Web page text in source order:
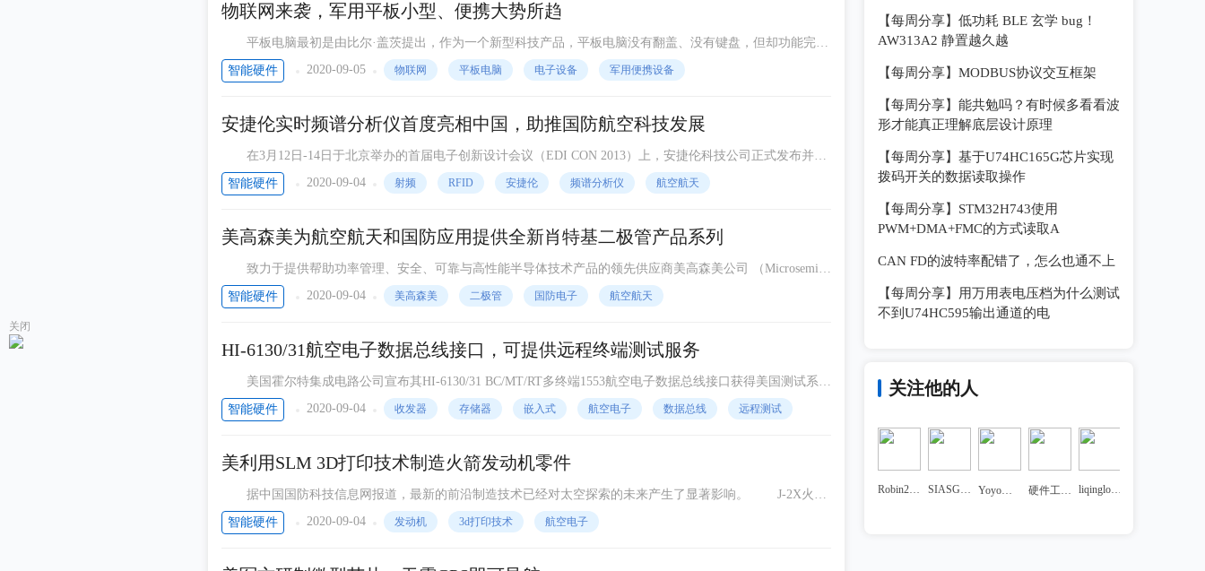
关闭
物联网来袭，军用平板小型、便携大势所趋
平板电脑最初是由比尔·盖茨提出，作为一个新型科技产品，平板电脑没有翻盖、没有键盘，但却功能完
整，只需要通过触控就可以完成作业，因此，平板电脑非常受年轻人的欢迎，国际电子设备制造
智能硬件 2020-09-05 物联网 平板电脑 电子设备 军用便携设备
安捷伦实时频谱分析仪首度亮相中国，助推国防航空科技发展
在3月12日-14日于北京举办的首届电子创新设计会议（EDI CON 2013）上，安捷伦科技公司正式发布并展
出了业界最高性能的实时频谱分析仪（RTSA）产品。这也是继上月刚刚全球发布会后，
智能硬件 2020-09-04 射频 RFID 安捷伦 频谱分析仪 航空航天
美高森美为航空航天和国防应用提供全新肖特基二极管产品系列
致力于提供帮助功率管理、安全、可靠与高性能半导体技术产品的领先供应商美高森美公司 （Microsemi C
orporaTIon，纽约纳斯达克交易所代号：MSCC）宣布提供符合美国国防后勤机构
智能硬件 2020-09-04 美高森美 二极管 国防电子 航空航天
HI-6130/31航空电子数据总线接口，可提供远程终端测试服务
美国霍尔特集成电路公司宣布其HI-6130/31 BC/MT/RT多终端1553航空电子数据总线接口获得美国测试系统
公司的MIL-STD-1553 RT军标认证。该测试系统公司获得了美空军批
智能硬件 2020-09-04 收发器 存储器 嵌入式 航空电子 数据总线 远程测试
美利用SLM 3D打印技术制造火箭发动机零件
据中国国防科技信息网报道，最新的前沿制造技术已经对太空探索的未来产生了显著影响。 J-2X火箭
发动机的主承包商——美国普惠·洛克达因公司近期
智能硬件 2020-09-04 发动机 3d打印技术 航空电子
【每周分享】低功耗 BLE 玄学 bug！
AW313A2 静置越久越
【每周分享】MODBUS协议交互框架
【每周分享】能共勉吗？有时候多看看波
形才能真正理解底层设计原理
【每周分享】基于U74HC165G芯片实现
拨码开关的数据读取操作
【每周分享】STM32H743使用
PWM+DMA+FMC的方式读取A
CAN FD的波特率配错了，怎么也通不上
【每周分享】用万用表电压档为什么测试
不到U74HC595输出通道的电
关注他的人
Robin2020 SIASGUOJIe Yoyo游春燕 硬件工程师1 liqinglong1023